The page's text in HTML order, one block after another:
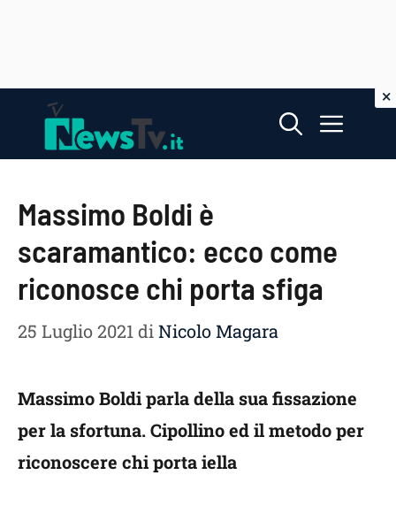
contenuto
Menu
Massimo Boldi è
scaramantico: ecco come
riconosce chi porta sfiga
25 Luglio 2021 diNicolo Magara
Massimo Boldi parla della sua fissazione
per la sfortuna. Cipollino ed il metodo per
riconoscere chi porta iella